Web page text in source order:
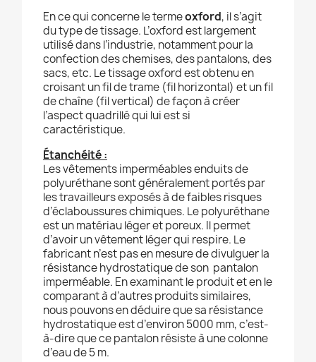
En ce qui concerne le termeoxford, il s’agit
du type de tissage. L’oxford est largement
utilisé dans l’industrie, notamment pour la
confection des chemises, des pantalons, des
sacs, etc. Le tissage oxford est obtenu en
croisant un fil de trame (fil horizontal) et un fil
de chaîne (fil vertical) de façon à créer
l’aspect quadrillé qui lui est si
caractéristique.
Étanchéité :
Les vêtements imperméables enduits de
polyuréthane sont généralement portés par
les travailleurs exposés à de faibles risques
d’éclaboussures chimiques. Le polyuréthane
est un matériau léger et poreux. Il permet
d’avoir un vêtement léger qui respire. Le
fabricant n’est pas en mesure de divulguer la
résistance hydrostatique de son pantalon
imperméable. En examinant le produit et en le
comparant à d’autres produits similaires,
nous pouvons en déduire que sa résistance
hydrostatique est d’environ 5000 mm, c’est-
à-dire que ce pantalon résiste à une colonne
d’eau de 5 m.